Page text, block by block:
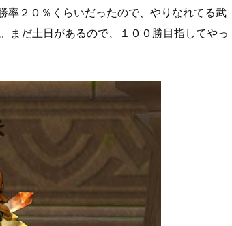
率２０％くらいだったので、やりなれてる武
まだ土日があるので、１００勝目指してやっ